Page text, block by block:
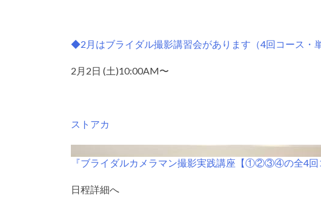
◆2月はブライダル撮影講習会があります（4回コース・
2月2日 (土)10:00AM〜
ストアカ
『ブライダルカメラマン撮影実践講座【①②③④の全4回
日程詳細へ